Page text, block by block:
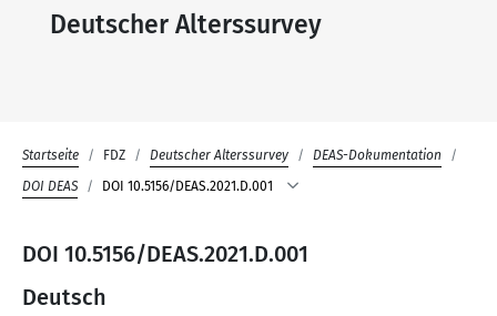
Deutscher Alterssurvey
Startseite FDZ Deutscher Alterssurvey
DEAS-Dokumentation
DOI DEAS
DOI 10.5156/DEAS.2021.D.001
DOI 10.5156/DEAS.2021.D.001
Deutsch